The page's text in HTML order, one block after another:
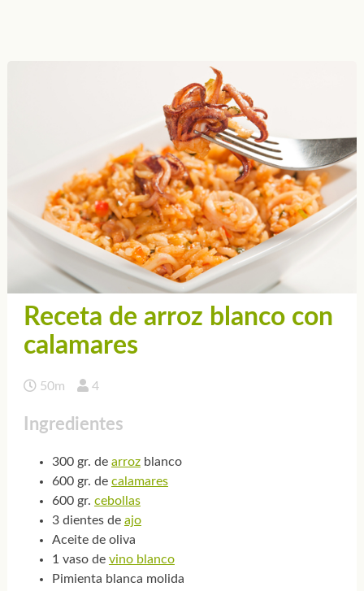
Receta de arroz blanco con
calamares
50m 4
Ingredientes
300 gr. de arrozblanco
600 gr. de calamares
600 gr. cebollas
3 dientes de ajo
Aceite de oliva
1 vaso de vino blanco
Pimienta blanca molida